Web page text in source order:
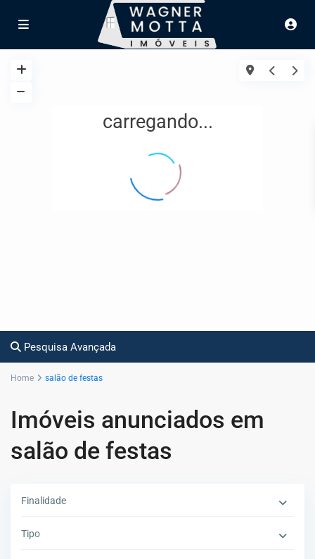
carregando...
Pesquisa Avançada
Home salão de festas
Imóveis anunciados em
salão de festas
Finalidade
Tipo